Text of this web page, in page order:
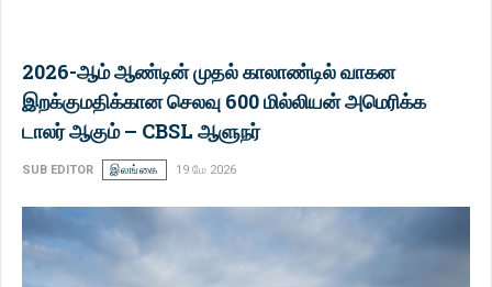
2026-ஆம் ஆண்டின் முதல் காலாண்டில் வாகன
இறக்குமதிக்கான செலவு 600 மில்லியன் அமெரிக்க
டாலர் ஆகும் – CBSL ஆளுநர்
SUB EDITOR இலங்கை 19 மே 2026